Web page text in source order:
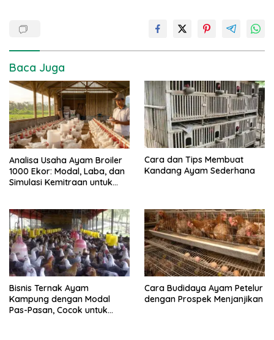
Baca Juga
Analisa Usaha Ayam Broiler
1000 Ekor: Modal, Laba, dan
Simulasi Kemitraan untuk
Cara dan Tips Membuat
Kandang Ayam Sederhana
Bisnis Ternak Ayam
Kampung dengan Modal
Pas-Pasan, Cocok untuk
Cara Budidaya Ayam Petelur
dengan Prospek Menjanjikan